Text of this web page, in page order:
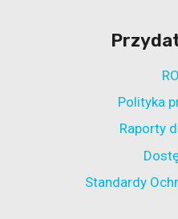
Polityka
Raporty
Standardy